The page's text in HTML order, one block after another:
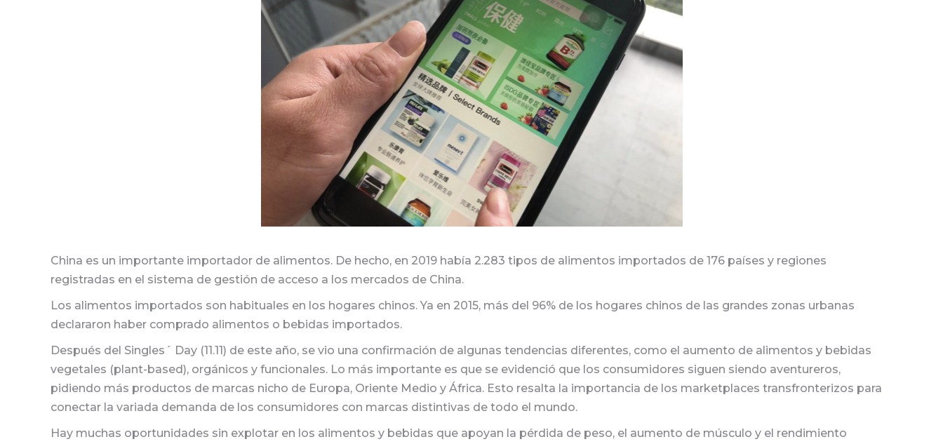
China es un importante importador de alimentos. De hecho, en 2019 había 2.283 tipos de alimentos importados de 176 países y regiones
registradas en el sistema de gestión de acceso a los mercados de China.
Los alimentos importados son habituales en los hogares chinos. Ya en 2015, más del 96% de los hogares chinos de las grandes zonas urbanas
declararon haber comprado alimentos o bebidas importados.
Después del Singles´ Day (11.11) de este año, se vio una confirmación de algunas tendencias diferentes, como el aumento de alimentos y bebidas
vegetales (plant-based), orgánicos y funcionales. Lo más importante es que se evidenció que los consumidores siguen siendo aventureros,
pidiendo más productos de marcas nicho de Europa, Oriente Medio y África. Esto resalta la importancia de los marketplaces transfronterizos para
conectar la variada demanda de los consumidores con marcas distintivas de todo el mundo.
Hay muchas oportunidades sin explotar en los alimentos y bebidas que apoyan la pérdida de peso, el aumento de músculo y el rendimiento